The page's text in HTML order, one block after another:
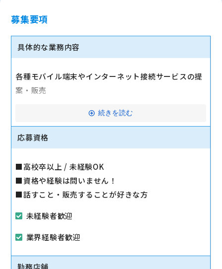
募集要項
具体的な業務内容
各種モバイル端末やインターネット接続サービスの提
案・販売
・商品のご提案、契約手続き
・操作方法のご案内
・修理受付
・棚卸し
など
マイカー通勤可
続きを読む
応募資格
■高校卒以上 / 未経験OK
■資格や経験は問いません！
■話すこと・販売することが好きな方
未経験者歓迎
業界経験者歓迎
勤務店舗